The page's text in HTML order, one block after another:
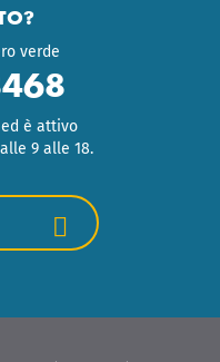
verde
è attivo
9 alle 18.